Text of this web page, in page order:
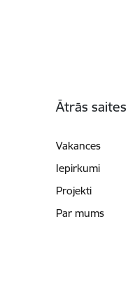
Ātrās saites
Vakances
Iepirkumi
Projekti
Par mums